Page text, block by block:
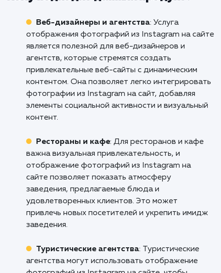
Не упустите возможность усилить свое
присутствие и расширить свою
Свяжитесь с нами прямо сейчас,
фотографий из Instagram на вашем
может помочь вашему бизнесу выйти на
уровень!
Кому подходит данный продукт?
отображения фотографий из Instagram на
является полезной для веб-дизайнеров и